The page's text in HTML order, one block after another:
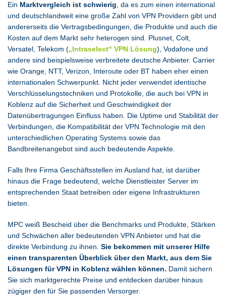
Ein Marktvergleich ist schwierig , da es zum einen international
und deutschlandweit eine große Zahl von VPN Providern gibt und
andererseits die Vertragsbedingungen, die Produkte und auch die
Kosten auf dem Markt sehr heterogen sind. Plusnet, Colt,
Versatel, Telekom („Intraselect“ VPN Lösung), Vodafone und
andere sind beispielsweise verbreitete deutsche Anbieter. Carrier
wie Orange, NTT, Verizon, Interoute oder BT haben eher einen
internationalen Schwerpunkt. Nicht jeder verwendet identische
Verschlüsselungstechniken und Protokolle, die auch bei VPN in
Koblenz auf die Sicherheit und Geschwindigkeit der
Datenübertragungen Einfluss haben. Die Uptime und Stabilität der
Verbindungen, die Kompatibilität der VPN Technologie mit den
unterschiedlichen Operating Systems sowie das
Bandbreitenangebot sind auch bedeutende Aspekte.
Falls Ihre Firma Geschäftsstellen im Ausland hat, ist darüber
hinaus die Frage bedeutend, welche Dienstleister Server im
entsprechenden Staat betreiben oder eigene Infrastrukturen
bieten.
MPC weiß Bescheid über die Benchmarks und Produkte, Stärken
und Schwächen aller bedeutenden VPN Anbieter und hat die
direkte Verbindung zu ihnen. Sie bekommen mit unserer Hilfe
einen transparenten Überblick über den Markt, aus dem Sie
Lösungen für VPN in Koblenz wählen können. Damit sichern
Sie sich marktgerechte Preise und entdecken darüber hinaus
zügiger den für Sie passenden Versorger.